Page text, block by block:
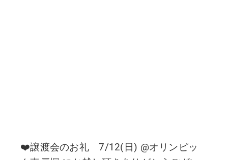
❤️譲渡会のお礼 7/12(日) @オリンピッ